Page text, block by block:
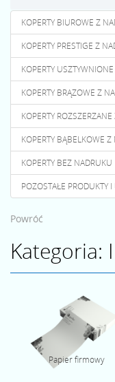
KOPERTY BIUROWE Z
KOPERTY PRESTIGE Z
KOPERTY
KOPERTY BRĄZOWE Z
KOPERTY
KOPERTY BĄBELKOWE
KOPERTY BEZ NADRUKU
POZOSTAŁE PRODUKTY
Powróć
Kategoria:
Papier firmowy